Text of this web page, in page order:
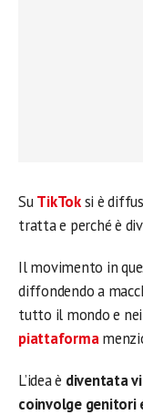
SuTikToksi è
tratta e perché è
Il movimento in
diffondendo a
tutto il mondo e
piattaforma
L’idea è diventata
coinvolge genitori